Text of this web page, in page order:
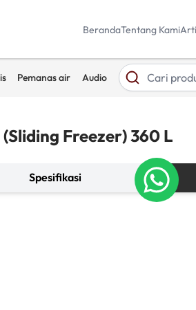
BerandaTentang Kami
Pemanas air Audio
Freezer) 360 L
Spesifikasi